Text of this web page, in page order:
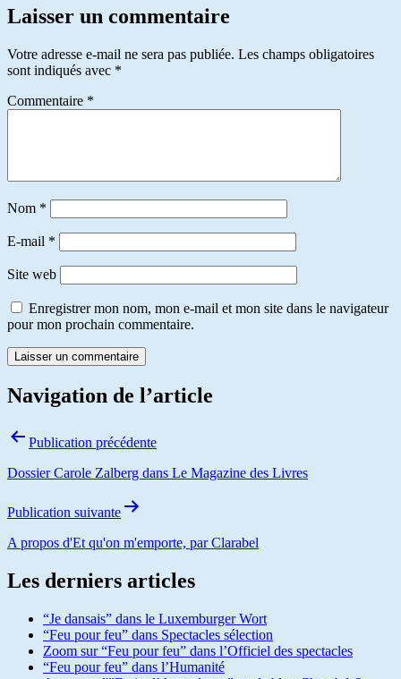
Laisser un commentaire
Votre adresse e-mail ne sera pas publiée. Les champs obligatoires
sont indiqués avec *
Commentaire *
Nom *
E-mail *
Site web
Enregistrer mon nom, mon e-mail et mon site dans le navigateur
pour mon prochain commentaire.
Navigation de l’article
Publication précédente
Dossier Carole Zalberg dans Le Magazine des Livres
Publication suivante
A propos d'Et qu'on m'emporte, par Clarabel
Les derniers articles
“Je dansais” dans le Luxemburger Wort
“Feu pour feu” dans Spectacles sélection
Zoom sur “Feu pour feu” dans l’Officiel des spectacles
“Feu pour feu” dans l’Humanité